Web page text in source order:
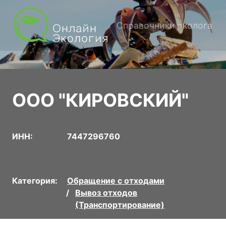
Справочники эколога
ООО "КИРОВСКИЙ"
ИНН: 7447296760
Категория:
Обращение с отходами
Вывоз отходов
(Транспортирование)